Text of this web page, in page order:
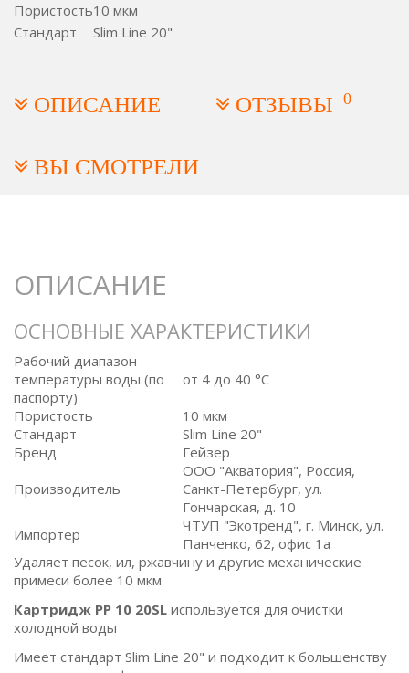
Пористость10 мкм
Стандарт
Slim Line 20"
ОПИСАНИЕ ОТЗЫВЫ 0
ВЫ СМОТРЕЛИ
ОПИСАНИЕ
ОСНОВНЫЕ ХАРАКТЕРИСТИКИ
Рабочий диапазон
температуры воды (по
паспорту)
от 4 до 40 °C
Пористость
10 мкм
Стандарт
Slim Line 20"
Бренд
Гейзер
Производитель
ООО "Акватория", Россия,
Санкт-Петербург, ул.
Гончарская, д. 10
Импортер
ЧТУП "Экотренд", г. Минск, ул.
Панченко, 62, офис 1а
Удаляет песок, ил, ржавчину и другие механические
примеси более 10 мкм
Картридж PP 10 20SL используется для очистки
холодной воды
Имеет стандарт Slim Line 20" и подходит к большенству